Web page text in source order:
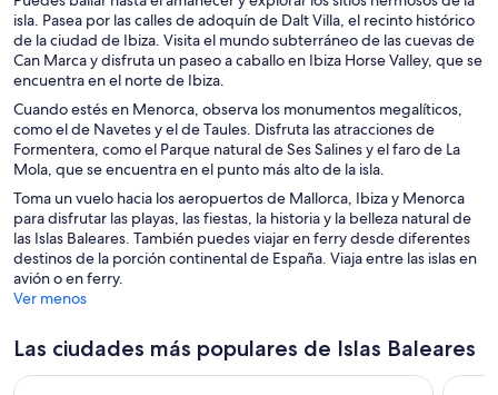
v
e
n
t
n
a
n
a
n
u
e
v
a
v
e
t
a
n
a
u
n
n
n
n
u
n
a
n
u
e
v
a
e
n
t
a
isla. Pasea por las calles de adoquín de Dalt Villa, el recinto histórico
de la ciudad de Ibiza. Visita el mundo subterráneo de las cuevas de
Can Marca y disfruta un paseo a caballo en Ibiza Horse Valley, que se
encuentra en el norte de Ibiza.
Cuando estés en Menorca, observa los monumentos megalíticos,
como el de Navetes y el de Taules. Disfruta las atracciones de
Formentera, como el Parque natural de Ses Salines y el faro de La
Mola, que se encuentra en el punto más alto de la isla.
Toma un vuelo hacia los aeropuertos de Mallorca, Ibiza y Menorca
para disfrutar las playas, las fiestas, la historia y la belleza natural de
las Islas Baleares. También puedes viajar en ferry desde diferentes
destinos de la porción continental de España. Viaja entre las islas en
avión o en ferry.
Ver menos
Las ciudades más populares de Islas Baleares